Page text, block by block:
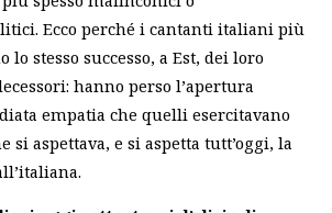
Ecco perché i cantanti italiani più
stesso successo, a Est, dei loro
hanno perso l’apertura
empatia che quelli esercitavano
si aspettava, e si aspetta tutt’oggi, la